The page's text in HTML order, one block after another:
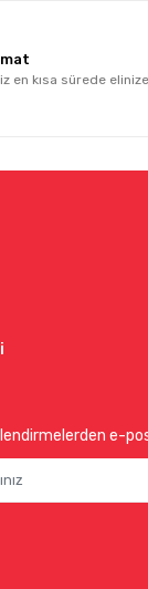
en kısa sürede elinize
e-